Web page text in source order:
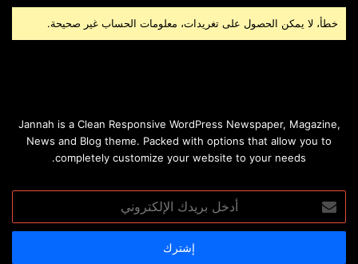
خطأ، لا يمكن الحصول على تغريدات، معلومات الحساب غير صحيحة.
Jannah is a Clean Responsive WordPress Newspaper, Magazine,
News and Blog theme. Packed with options that allow you to
completely customize your website to your needs.
بريدك
الإلكتروني